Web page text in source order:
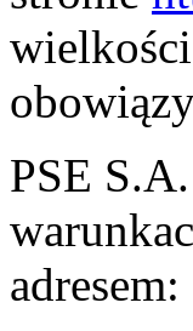
PSE
adresem: